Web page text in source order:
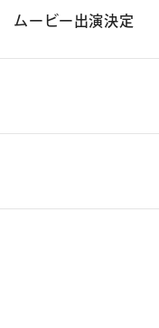
ムービー出演決定